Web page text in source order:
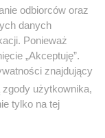
odbiorców oraz
danych
Ponieważ
„Akceptuję”.
znajdujący
użytkownika,
tylko na tej